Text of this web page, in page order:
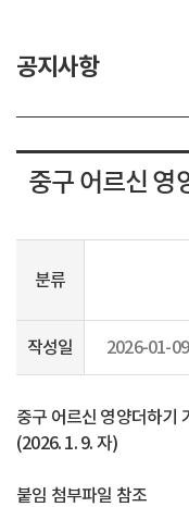
공지사항
중구 어르신 영
분류
작성일 2026-01-09
중구 어르신 영양더하기
(2026. 1. 9. 자)
붙임 첨부파일 참조